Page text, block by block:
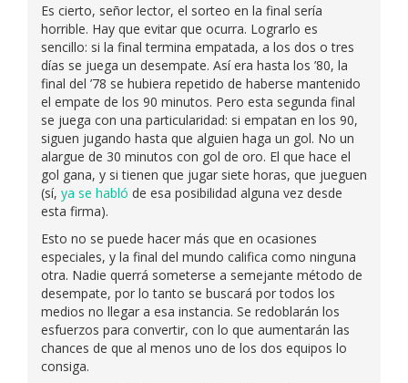
Es cierto, señor lector, el sorteo en la final sería
horrible. Hay que evitar que ocurra. Lograrlo es
sencillo: si la final termina empatada, a los dos o tres
días se juega un desempate. Así era hasta los ’80, la
final del ’78 se hubiera repetido de haberse mantenido
el empate de los 90 minutos. Pero esta segunda final
se juega con una particularidad: si empatan en los 90,
siguen jugando hasta que alguien haga un gol. No un
alargue de 30 minutos con gol de oro. El que hace el
gol gana, y si tienen que jugar siete horas, que jueguen
(sí, ya se habló de esa posibilidad alguna vez desde
esta firma).
Esto no se puede hacer más que en ocasiones
especiales, y la final del mundo califica como ninguna
otra. Nadie querrá someterse a semejante método de
desempate, por lo tanto se buscará por todos los
medios no llegar a esa instancia. Se redoblarán los
esfuerzos para convertir, con lo que aumentarán las
chances de que al menos uno de los dos equipos lo
consiga.